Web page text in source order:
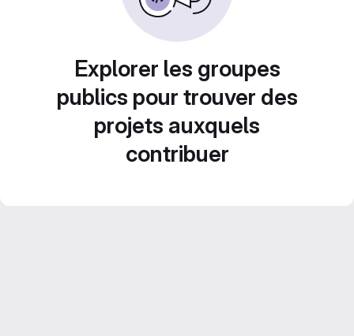
Explorer les groupes
publics pour trouver des
projets auxquels
contribuer